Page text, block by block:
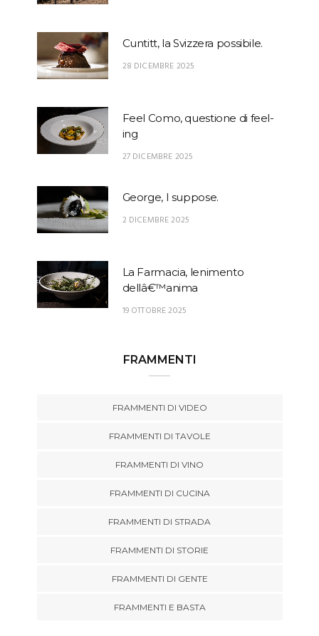
Cuntitt, la Svizzera possibile.
28 DICEMBRE 2025
Feel Como, questione di feel-
ing
27 DICEMBRE 2025
George, I suppose.
2 DICEMBRE 2025
La Farmacia, lenimento
dellâ€™anima
19 OTTOBRE 2025
FRAMMENTI
FRAMMENTI DI VIDEO
FRAMMENTI DI TAVOLE
FRAMMENTI DI VINO
FRAMMENTI DI CUCINA
FRAMMENTI DI STRADA
FRAMMENTI DI STORIE
FRAMMENTI DI GENTE
FRAMMENTI E BASTA